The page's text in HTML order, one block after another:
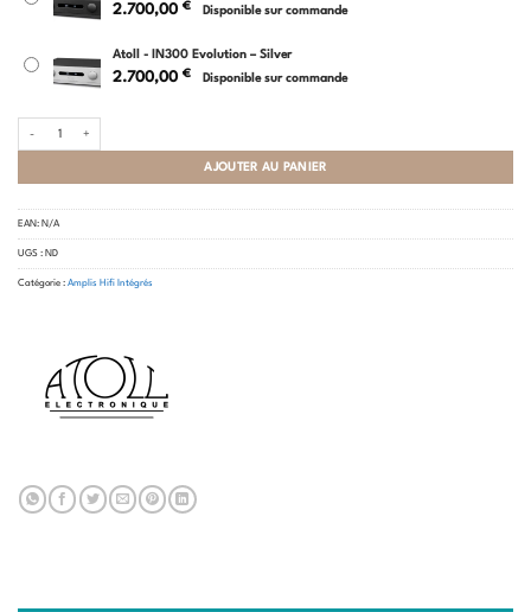
2.700,00 € Disponible sur commande
Atoll - IN300 Evolution – Silver
2.700,00 € Disponible sur commande
AJOUTER AU PANIER
EAN: N/A
UGS : ND
Catégorie : Amplis Hifi Intégrés